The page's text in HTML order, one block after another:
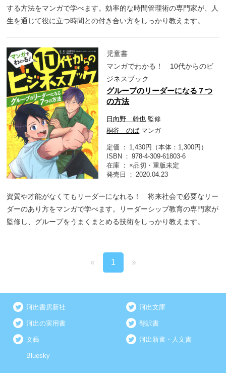
する方法をマンガで学べます。効率的な時間管理術の専門家が、人
生を通じて役に立つ時間との付き合い方をしっかり教えます。
児童書
マンガでわかる！ 10代からのビ
ジネスブック
グループのリーダーになる７つ
の方法
日向野 幹也 監修
桐谷 のば マンガ
定価
1,430円（本体：1,300円）
ISBN
978-4-309-61803-6
在庫
×品切・重版未定
発売日
2020.04.23
資質や才能がなくてもリーダーになれる！ 将来社会で必要なリー
ダーのあり方をマンガで学べます。リーダーシップ教育の専門家が
監修し、グループをうまくまとめる技術をしっかり教えます。
« 1 »
河出書房新社 河出文庫
河出の実用書 翻訳書
文藝 河出新書・人文書
Bluesky